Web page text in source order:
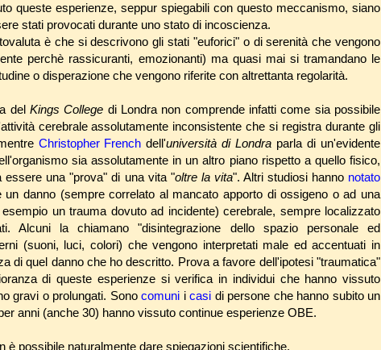
queste esperienze, seppur spiegabili con questo meccanismo, siano
stati provocati durante uno stato di incoscienza.
è che si descrivono gli stati "euforici" o di serenità che vengono
perchè rassicuranti, emozionanti) ma quasi mai si tramandano le
o disperazione che vengono riferite con altrettanta regolarità.
delKings College di Londra non comprende infatti come sia possibile
cerebrale assolutamente inconsistente che si registra durante gli
Christopher French dell'università di Londra parla di un'evidente
sia assolutamente in un altro piano rispetto a quello fisico,
essere una "prova" di una vita "oltre la vita". Altri studiosi hanno notato
danno (sempre correlato al mancato apporto di ossigeno o ad una
un trauma dovuto ad incidente) cerebrale, sempre localizzato
Alcuni la chiamano "disintegrazione dello spazio personale ed
(suoni, luci, colori) che vengono interpretati male ed accentuati in
di quel danno che ho descritto. Prova a favore dell'ipotesi "traumatica"
di queste esperienze si verifica in individui che hanno vissuto
gravi o prolungati. Sonocomuni icasi di persone che hanno subito un
anni (anche 30) hanno vissuto continue esperienze OBE.
è possibile naturalmente dare spiegazioni scientifiche.